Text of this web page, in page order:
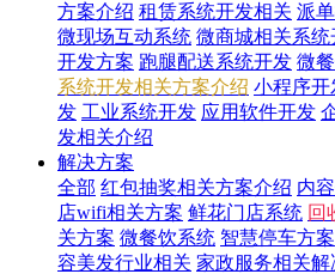
方案介绍 租赁系统开发相关 派
微现场互动系统 微商城相关系统
开发方案 跑腿配送系统开发 微
系统开发相关方案介绍 小程序开
发 工业系统开发 应用软件开发
发相关介绍
解决方案
全部 红包抽奖相关方案介绍 内
店wifi相关方案 鲜花门店系统 回
关方案 微餐饮系统 智慧停车方案
容美发行业相关 家政服务相关解